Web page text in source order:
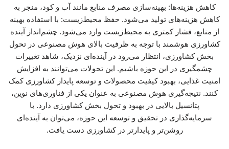
کاهش هزینه‌ها: بهینه‌سازی مصرف منابع مانند آب و کود، منجر به
کاهش هزینه‌های تولید می‌شود. حفظ محیط‌زیست: با استفاده بهینه
از منابع، فشار کمتری به محیط‌زیست وارد می‌شود. چشم‌انداز آینده
کشاورزی هوشمند با توجه به ظرفیت بالای هوش مصنوعی در تحول
بخش کشاورزی، انتظار می‌رود در آینده‌ای نزدیک، شاهد تغییرات
چشمگیری در این حوزه باشیم. این تحولات می‌توانند به افزایش
امنیت غذایی، بهبود کیفیت محصولات و توسعه پایدار کشاورزی کمک
کنند. نتیجه‌گیری هوش مصنوعی به عنوان یکی از فناوری‌های نوین،
پتانسیل بالایی در بهبود و تحول بخش کشاورزی دارد. با
سرمایه‌گذاری در تحقیق و توسعه این حوزه، می‌توان به آینده‌ای
روشن‌تر و پایدارتر در کشاورزی دست یافت.